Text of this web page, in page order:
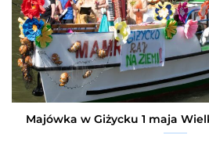
Majówka w Giżycku 1 maja